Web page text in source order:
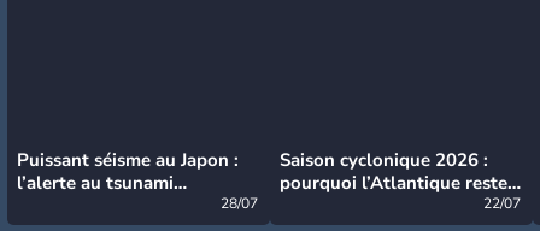
Puissant séisme au Japon :
l’alerte au tsunami
28/07
Saison cyclonique 2026 :
pourquoi l’Atlantique reste
22/07